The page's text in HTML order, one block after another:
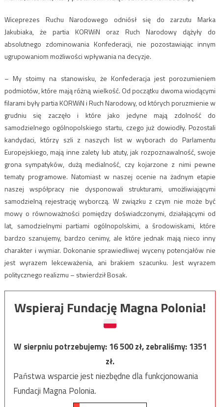
Wiceprezes Ruchu Narodowego odniósł się do zarzutu Marka
Jakubiaka, że partia KORWiN oraz Ruch Narodowy dążyły do
absolutnego zdominowania Konfederacji, nie pozostawiając innym
ugrupowaniom możliwości wpływania na decyzje.
– My stoimy na stanowisku, że Konfederacja jest porozumieniem
podmiotów, które mają różną wielkość. Od początku dwoma wiodącymi
filarami były partia KORWiN i Ruch Narodowy, od których poruzmienie w
grudniu się zaczęło i które jako jedyne mają zdolność do
samodzielnego ogólnopolskiego startu, czego już dowiodły. Pozostali
kandydaci, którzy szli z naszych list w wyborach do Parlamentu
Europejskiego, mają inne zalety lub atuty, jak rozpoznawalność, swoje
grona sympatyków, dużą medialność, czy kojarzone z nimi pewne
tematy programowe. Natomiast w naszej ocenie na żadnym etapie
naszej współpracy nie dysponowali strukturami, umożliwiającymi
samodzielną rejestrację wyborczą. W związku z czym nie może być
mowy o równoważności pomiędzy doświadczonymi, działającymi od
lat, samodzielnymi partiami ogólnopolskimi, a środowiskami, które
bardzo szanujemy, bardzo cenimy, ale które jednak mają nieco inny
charakter i wymiar. Dokonanie sprawiedliwej wyceny potencjałów nie
jest wyrazem lekceważenia, ani brakiem szacunku. Jest wyrazem
politycznego realizmu – stwierdził Bosak.
Wspieraj Fundację Magna Polonia!
W sierpniu potrzebujemy:16 500zł, zebraliśmy:1351
zł.
Państwa wsparcie jest niezbędne dla funkcjonowania
Fundacji Magna Polonia.